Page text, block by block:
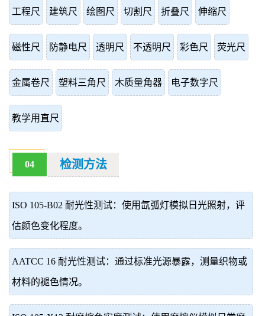
工程尺 建筑尺 绘图尺 切割尺 折叠尺 伸缩尺
磁性尺 防静电尺 透明尺 不透明尺 彩色尺 荧光尺
金属卷尺 塑料三角尺 木质量角器 电子数字尺
教学用直尺
04 检测方法
ISO 105-B02 耐光性测试：使用氙弧灯模拟日光照射，评
估颜色变化程度。
AATCC 16 耐光性测试：通过标准光源暴露，测量织物或
材料的褪色情况。